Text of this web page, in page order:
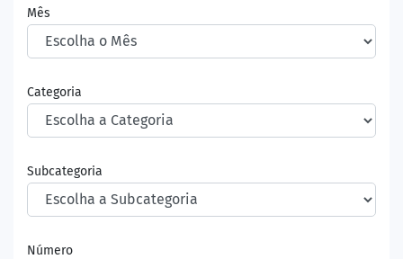
Mês
Categoria
Subcategoria
Número